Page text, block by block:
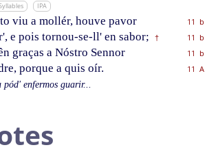
IPA
viu a mollér, houve pavor
11 b
e pois tornou-se-ll' en sabor; †
11 b
graças a Nóstro Sennor
11 b
porque a quis oír.
11 A
enfermos guarir...